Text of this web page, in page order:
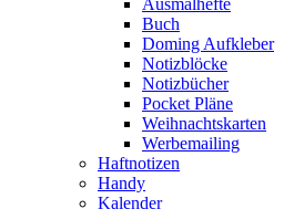
Ausmalhefte
Buch
Doming Aufkleber
Notizblöcke
Notizbücher
Pocket Pläne
Weihnachtskarten
Werbemailing
Haftnotizen
Handy
Kalender